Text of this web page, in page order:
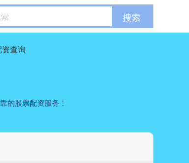
搜索
查询
的股票配资服务！